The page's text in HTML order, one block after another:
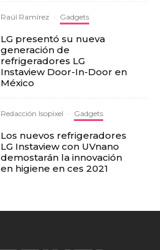
Raúl Ramírez · Gadgets
LG presentó su nueva
generación de
refrigeradores LG
Instaview Door-In-Door en
México
Redacción Isopixel · Gadgets
Los nuevos refrigeradores
LG Instaview con UVnano
demostarán la innovación
en higiene en ces 2021